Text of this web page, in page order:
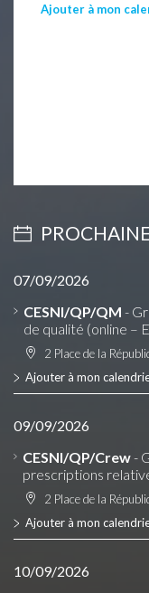
Ajouter à mon
07/09/2026
CESNI/QP/QM -
de qualité (online –
2 Place de la
Ajouter à mon
09/09/2026
CESNI/QP/Crew-
prescriptions
2 Place de la
Ajouter à mon
10/09/2026